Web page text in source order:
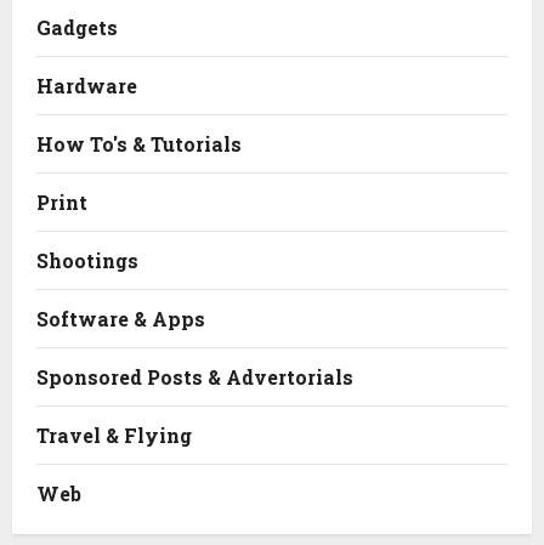
Gadgets
Hardware
How To's & Tutorials
Print
Shootings
Software & Apps
Sponsored Posts & Advertorials
Travel & Flying
Web